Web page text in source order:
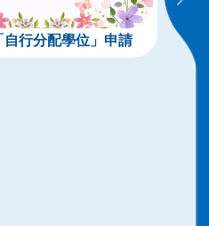
行分配學位」申請